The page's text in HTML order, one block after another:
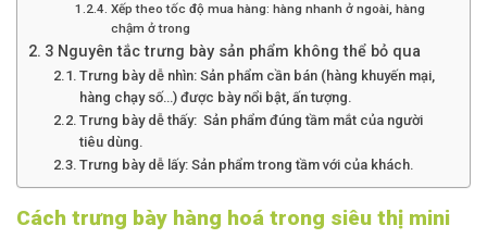
Xếp theo tốc độ mua hàng: hàng nhanh ở ngoài, hàng
chậm ở trong
3 Nguyên tắc trưng bày sản phẩm không thể bỏ qua
Trưng bày dễ nhìn: Sản phẩm cần bán (hàng khuyến mại,
hàng chạy số…) được bày nổi bật, ấn tượng.
Trưng bày dễ thấy: Sản phẩm đúng tầm mắt của người
tiêu dùng.
Trưng bày dễ lấy: Sản phẩm trong tầm với của khách.
Cách trưng bày hàng hoá trong siêu thị mini